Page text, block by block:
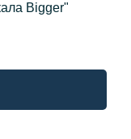
Bigger"